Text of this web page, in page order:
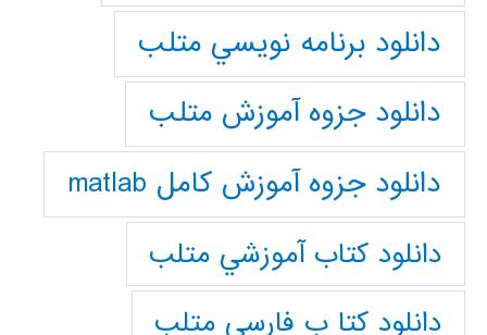
دانلود برنامه نويسي متلب
دانلود جزوه آموزش متلب
دانلود جزوه آموزش کامل matlab
دانلود كتاب آموزشي متلب
دانلود كتا ب فارسي متلب